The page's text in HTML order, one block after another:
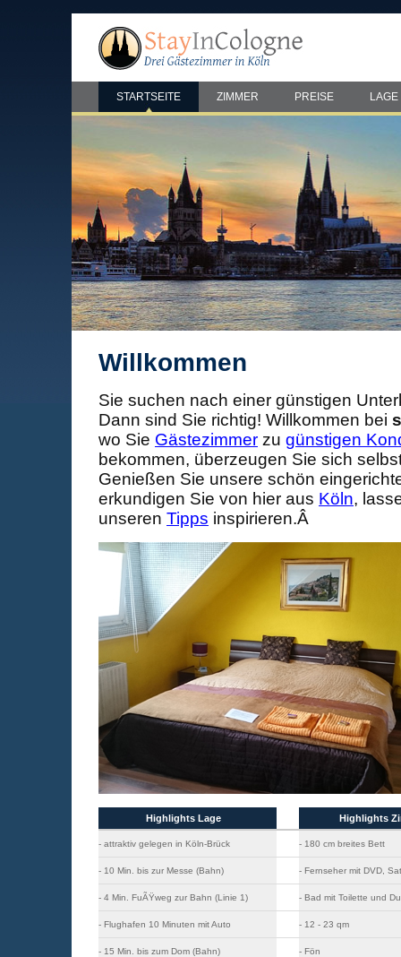
STARTSEITE ZIMMER PREISE LAGE
Willkommen
Sie suchen nach einer günstigen
Dann sind Sie richtig! Willkommen bei
wo Sie Gästezimmer zu günstigen
bekommen, überzeugen Sie sich
Genießen Sie unsere schön
erkundigen Sie von hier aus Köln,
unseren Tipps inspirieren.Â
Highlights Lage Highlights
- attraktiv gelegen in Köln-Brück - 180 cm breites Bett
- 10 Min. bis zur Messe (Bahn) - Fernseher mit DVD,
- 4 Min. FuÃŸweg zur Bahn (Linie 1) - Bad mit Toilette und
- Flughafen 10 Minuten mit Auto - 12 - 23 qm
- 15 Min. bis zum Dom (Bahn) - Fön